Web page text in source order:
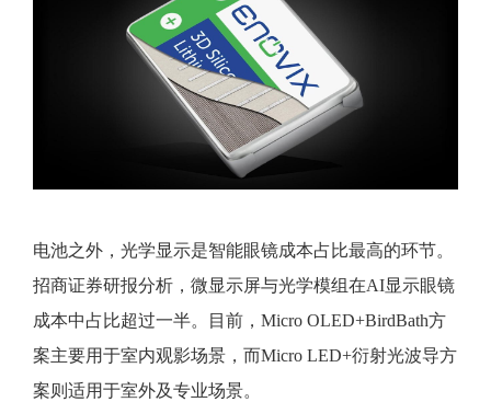
电池之外，光学显示是智能眼镜成本占比最高的环节。
招商证券研报分析，微显示屏与光学模组在AI显示眼镜
成本中占比超过一半。目前，Micro OLED+BirdBath方
案主要用于室内观影场景，而Micro LED+衍射光波导方
案则适用于室外及专业场景。